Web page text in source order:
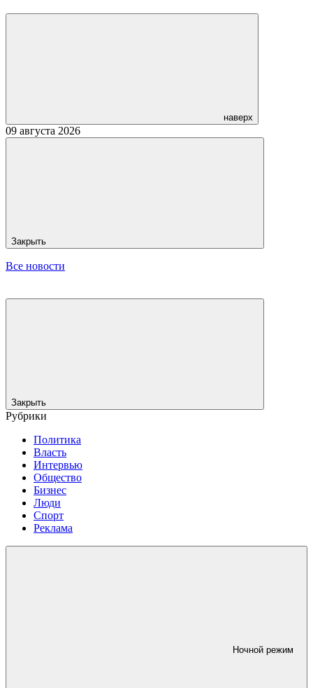
наверх
09 августа 2026
Закрыть
Все новости
Закрыть
Рубрики
Политика
Власть
Интервью
Общество
Бизнес
Люди
Спорт
Реклама
Ночной режим